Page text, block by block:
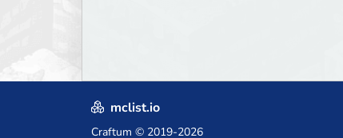
mclist.io
Craftum © 2019-2026